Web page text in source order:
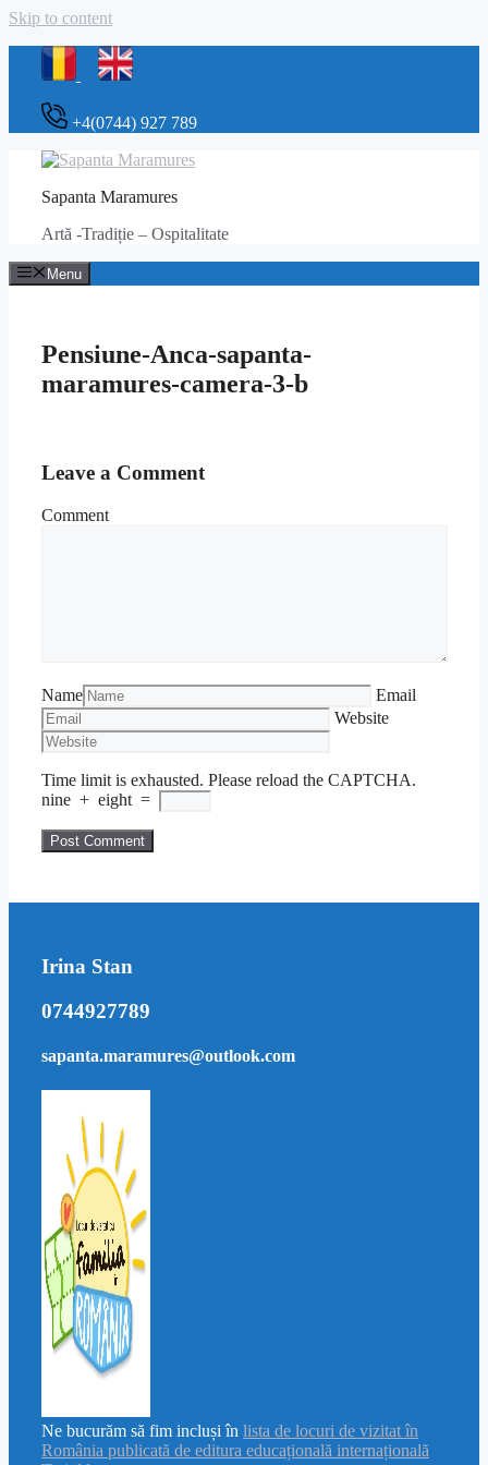
Skip to content
+4(0744) 927 789
Sapanta Maramures
Artă -Tradiție – Ospitalitate
Menu
Pensiune-Anca-sapanta-
maramures-camera-3-b
Leave a Comment
Comment
Name
Email
Website
Time limit is exhausted. Please reload the CAPTCHA.
nine + eight =
Irina Stan
0744927789
sapanta.maramures@outlook.com
Ne bucurăm să fim incluși în lista de locuri de vizitat în
România publicată de editura educațională internațională